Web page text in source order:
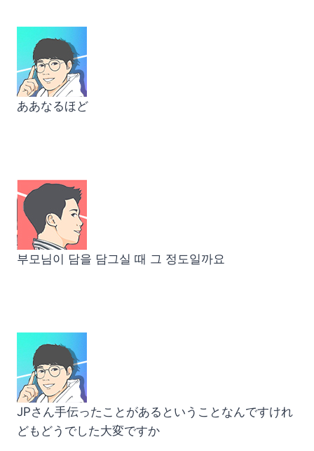
ああなるほど
부모님이 담을 담그실 때 그 정도일까요
JPさん手伝ったことがあるということなんですけれ
どもどうでした大変ですか